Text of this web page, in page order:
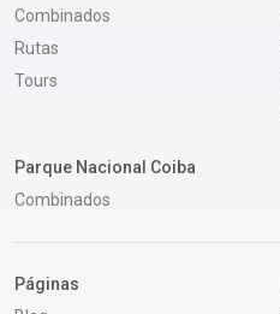
Combinados
Rutas
Tours
Parque Nacional Coiba
Combinados
Páginas